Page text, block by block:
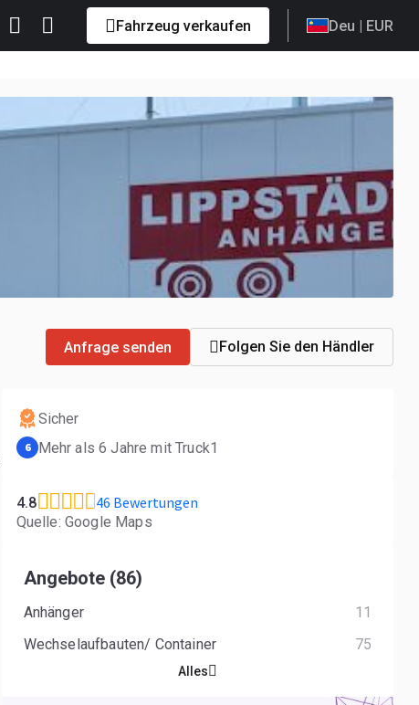
Fahrzeug verkaufen Deu | EUR
Anfrage senden Folgen Sie den Händler
Sicher
6 Mehr als 6 Jahre mit Truck1
4.8 46 Bewertungen
Quelle: Google Maps
Angebote (86)
Anhänger
11
Wechselaufbauten/ Container
75
Alles